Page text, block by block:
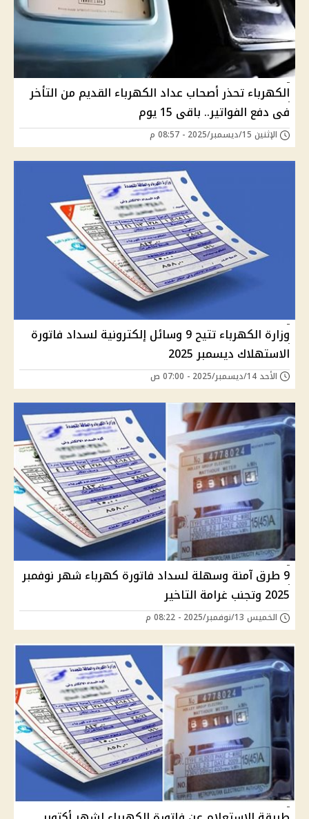
الكهرباء تحذر أصحاب عداد الكهرباء القديم من التأخر
فى دفع الفواتير.. باقى 15 يوم
الإثنين 15/ديسمبر/2025 - 08:57 م
وزارة الكهرباء تتيح 9 وسائل إلكترونية لسداد فاتورة
الاستهلاك ديسمبر 2025
الأحد 14/ديسمبر/2025 - 07:00 ص
9 طرق آمنة وسهلة لسداد فاتورة كهرباء شهر نوفمبر
2025 وتجنب غرامة التاخير
الخميس 13/نوفمبر/2025 - 08:22 م